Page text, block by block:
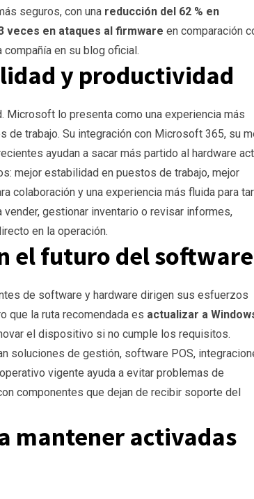
seguros, con una reducción del 62 % en
veces en ataques al firmware en comparación
en su blog oficial.
y productividad
Microsoft lo presenta como una experiencia más
de trabajo. Su integración con Microsoft 365, su
ayudan a sacar más partido al hardware
mejor estabilidad en puestos de trabajo, mejor
colaboración y una experiencia más fluida para
gestionar inventario o revisar informes,
en la operación.
el futuro del software
de software y hardware dirigen sus esfuerzos
que la ruta recomendada es actualizar a
el dispositivo si no cumple los requisitos.
soluciones de gestión, software POS,
vigente ayuda a evitar problemas de
componentes que dejan de recibir soporte del
mantener activadas